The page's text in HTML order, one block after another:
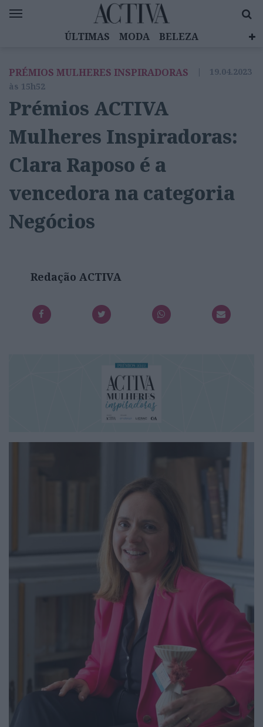
ÚLTIMAS MODA
BELEZA
EMOÇÕES
MULHERES INSPIRADORAS
DIZ QUEM SABE
PRÉMIOS MULHERES INSPIRADORAS |
19.04.2023
às 15h52
Prémios ACTIVA
Mulheres Inspiradoras:
Clara Raposo é a
vencedora na categoria
Negócios
Redação ACTIVA